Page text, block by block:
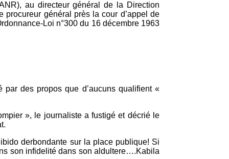
au directeur général de la Direction
général près la cour d’appel de
Loi n°300 du 16 décembre 1963
des propos que d’aucuns qualifient «
», le journaliste a fustigé et décrié le
derbondante sur la place publique! Si
son infidelité dans son aldultere….Kabila